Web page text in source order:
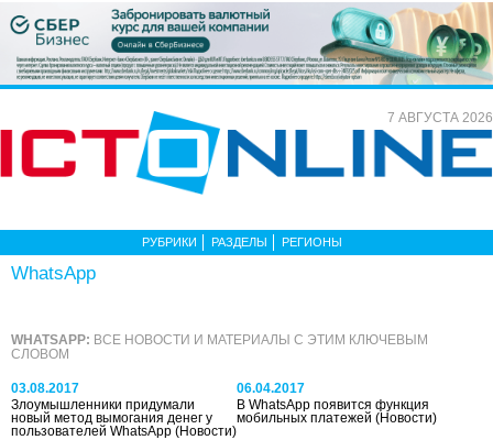
7 АВГУСТА 2026
РУБРИКИ РАЗДЕЛЫ РЕГИОНЫ
WhatsApp
WHATSAPP: ВСЕ НОВОСТИ И МАТЕРИАЛЫ С ЭТИМ КЛЮЧЕВЫМ
СЛОВОМ
03.08.2017
Злоумышленники придумали
новый метод вымогания денег у
пользователей WhatsApp (Новости)
06.04.2017
В WhatsApp появится функция
мобильных платежей(Новости)